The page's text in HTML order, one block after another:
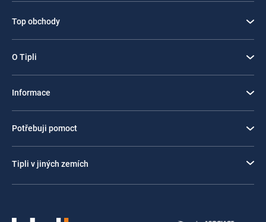
Top obchody
O Tipli
Informace
Potřebuji pomoct
Tipli v jiných zemích